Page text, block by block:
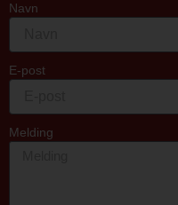
Navn
E-post
Melding